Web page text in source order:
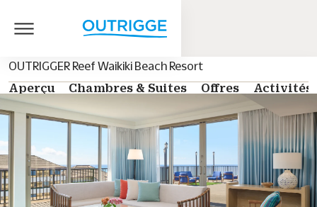
OUTRIGGER Reef Waikiki Beach Resort
Aperçu
Chambres & Suites Offres Activités